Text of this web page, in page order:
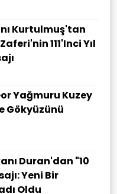
Kurtulmuş'tan
111'inci Yıl
Yağmuru Kuzey
Gökyüzünü
Duran'dan "10
Yeni Bir
Oldu